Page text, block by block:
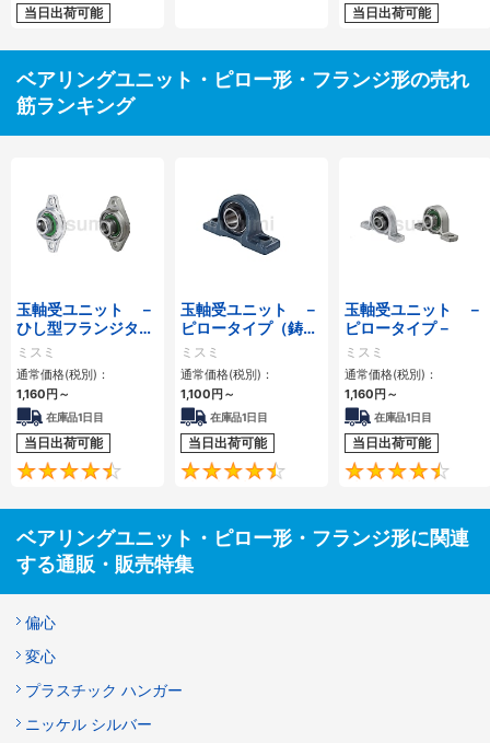
当日出荷可能 当日出荷可能
ベアリングユニット・ピロー形・フランジ形の売れ
筋ランキング
玉軸受ユニット －
ひし型フランジタイ
プ－
ミスミ
通常価格(税別)：
1,160円 ～
在庫品1日目
当日出荷可能
4.7
玉軸受ユニット －
ピロータイプ（鋳
物）－
ミスミ
通常価格(税別)：
1,100円 ～
在庫品1日目
当日出荷可能
4.5
玉軸受ユニット －
ピロータイプ－
ミスミ
通常価格(税別)：
1,160円 ～
在庫品1日目
当日出荷可能
ベアリングユニット・ピロー形・フランジ形に関連
する通販・販売特集
偏心
変心
プラスチック ハンガー
ニッケル シルバー